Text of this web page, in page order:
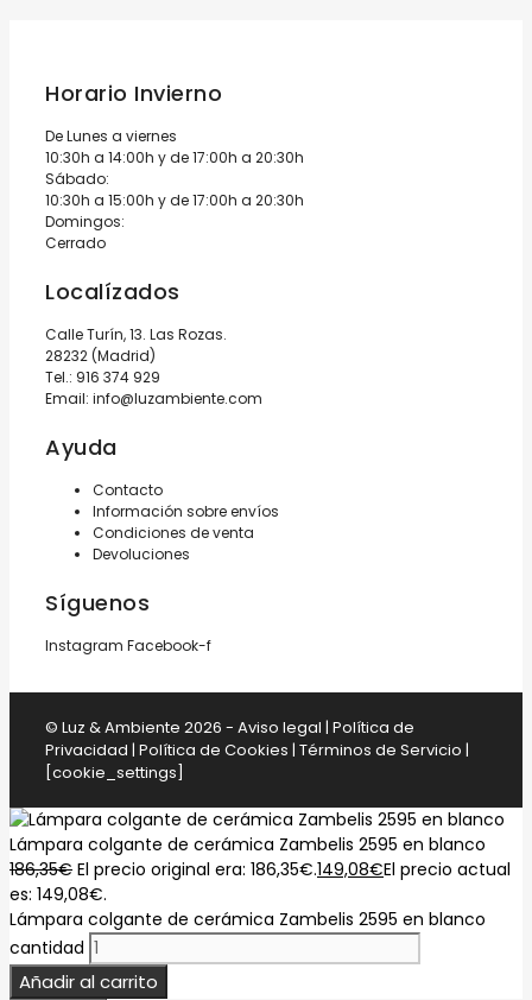
Horario Invierno
De Lunes a viernes
10:30h a 14:00h y de 17:00h a 20:30h
Sábado:
10:30h a 15:00h y de 17:00h a 20:30h
Domingos:
Cerrado
Localízados
Calle Turín, 13. Las Rozas.
28232 (Madrid)
Tel.: 916 374 929
Email: info@luzambiente.com
Ayuda
Contacto
Información sobre envíos
Condiciones de venta
Devoluciones
Síguenos
Instagram Facebook-f
© Luz & Ambiente 2026 - Aviso legal | Política de
Privacidad | Política de Cookies | Términos de Servicio |
[cookie_settings]
Lámpara colgante de cerámica Zambelis 2595 en blanco
186,35€ El precio original era: 186,35€.149,08€El precio actual
es: 149,08€.
Lámpara colgante de cerámica Zambelis 2595 en blanco
cantidad
Añadir al carrito